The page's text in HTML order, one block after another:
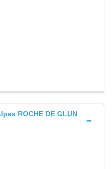
ROCHE DE GLUN